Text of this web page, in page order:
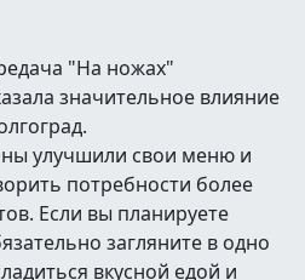
"На ножах"
значительное влияние
улучшили свои меню и
потребности более
Если вы планируете
загляните в одно
вкусной едой и